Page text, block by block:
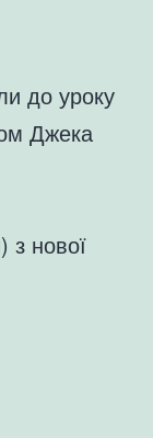
до уроку
Джека
з нової